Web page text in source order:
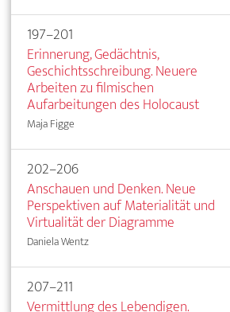
197–201
Erinnerung, Gedächtnis,
Geschichtsschreibung. Neuere
Arbeiten zu filmischen
Aufarbeitungen des Holocaust
Maja Figge
202–206
Anschauen und Denken. Neue
Perspektiven auf Materialität und
Virtualität der Diagramme
Daniela Wentz
207–211